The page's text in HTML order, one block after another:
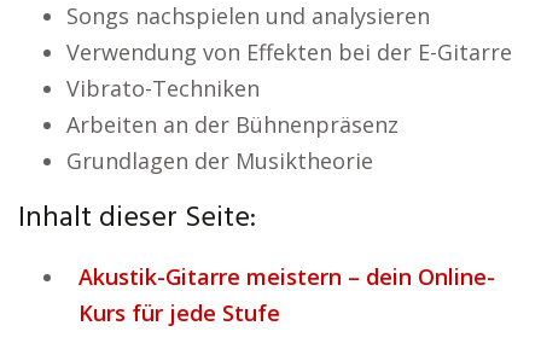
Songs nachspielen und analysieren
Verwendung von Effekten bei der E-Gitarre
Vibrato-Techniken
Arbeiten an der Bühnenpräsenz
Grundlagen der Musiktheorie
Inhalt dieser Seite:
Akustik-Gitarre meistern – dein Online-
Kurs für jede Stufe